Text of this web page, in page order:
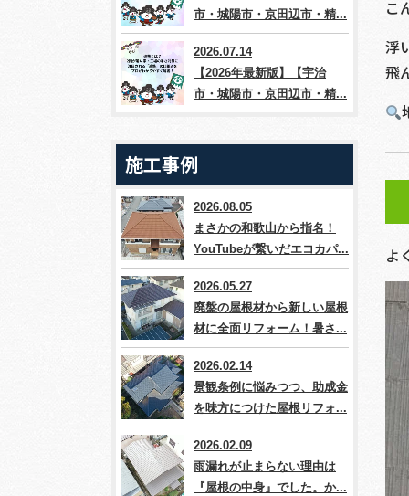
こ
浮
飛
よ
市・城陽市・京田辺市・精...
2026.07.14
【2026年最新版】【宇治
市・城陽市・京田辺市・精...
施工事例
2026.08.05
まさかの和歌山から指名！
YouTubeが繋いだエコカパ...
2026.05.27
廃盤の屋根材から新しい屋根
材に全面リフォーム！暑さ...
2026.02.14
景観条例に悩みつつ、助成金
を味方につけた屋根リフォ...
2026.02.09
雨漏れが止まらない理由は
『屋根の中身』でした。か...